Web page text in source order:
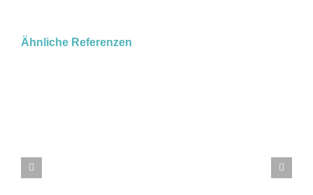
Ähnliche Referenzen